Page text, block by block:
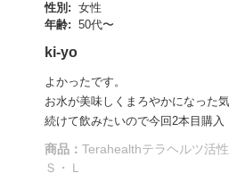
性別: 女性
年齢: 50代〜
ki-yo
よかったです。
お水が美味しくまろやかになった気
続けて飲みたいので今回2本目購入
商品： Terahealthテラヘルツ活
Ｓ・Ｌ